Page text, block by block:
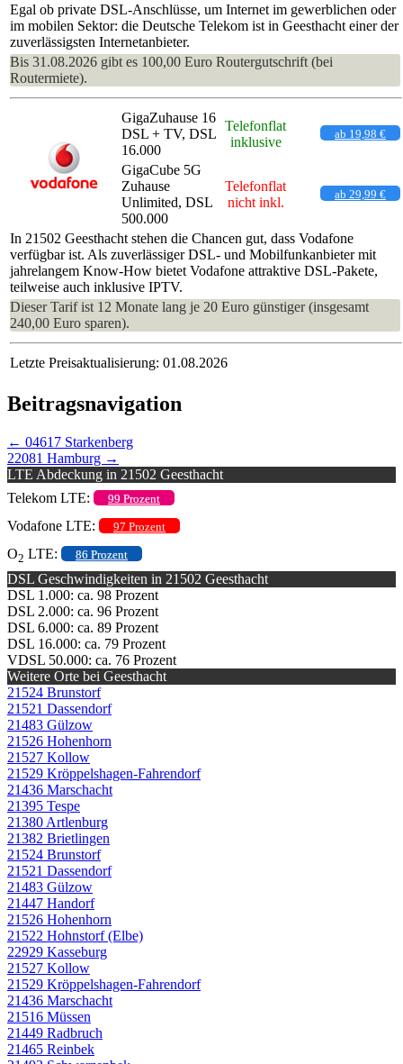
Egal ob private DSL-Anschlüsse, um Internet im gewerblichen oder
im mobilen Sektor: die Deutsche Telekom ist in Geesthacht einer der
zuverlässigsten Internetanbieter.
Bis 31.08.2026 gibt es 100,00 Euro Routergutschrift (bei
Routermiete).
GigaZuhause 16
DSL + TV, DSL
16.000
Telefonflat
inklusive
ab 19,98 €
GigaCube 5G
Zuhause
Unlimited, DSL
500.000
Telefonflat
nicht inkl.
ab 29,99 €
In 21502 Geesthacht stehen die Chancen gut, dass Vodafone
verfügbar ist. Als zuverlässiger DSL- und Mobilfunkanbieter mit
jahrelangem Know-How bietet Vodafone attraktive DSL-Pakete,
teilweise auch inklusive IPTV.
Dieser Tarif ist 12 Monate lang je 20 Euro günstiger (insgesamt
240,00 Euro sparen).
Letzte Preisaktualisierung: 01.08.2026
Beitragsnavigation
← 04617 Starkenberg
22081 Hamburg →
LTE Abdeckung in 21502 Geesthacht
Telekom LTE:
99 Prozent
Vodafone LTE: 97 Prozent
O2 LTE: 86 Prozent
DSL Geschwindigkeiten in 21502 Geesthacht
DSL 1.000: ca. 98 Prozent
DSL 2.000: ca. 96 Prozent
DSL 6.000: ca. 89 Prozent
DSL 16.000: ca. 79 Prozent
VDSL 50.000: ca. 76 Prozent
Weitere Orte bei Geesthacht
21524 Brunstorf
21521 Dassendorf
21483 Gülzow
21526 Hohenhorn
21527 Kollow
21529 Kröppelshagen-Fahrendorf
21436 Marschacht
21395 Tespe
21380 Artlenburg
21382 Brietlingen
21524 Brunstorf
21521 Dassendorf
21483 Gülzow
21447 Handorf
21526 Hohenhorn
21522 Hohnstorf (Elbe)
22929 Kasseburg
21527 Kollow
21529 Kröppelshagen-Fahrendorf
21436 Marschacht
21516 Müssen
21449 Radbruch
21465 Reinbek